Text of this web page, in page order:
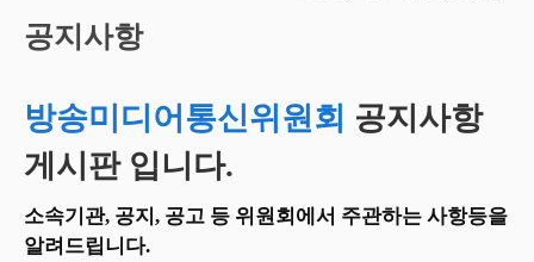
시
작
공지사항
방송미디어통신위원회 공지사항
게시판 입니다.
소속기관, 공지, 공고 등 위원회에서 주관하는 사항등을
알려드립니다.